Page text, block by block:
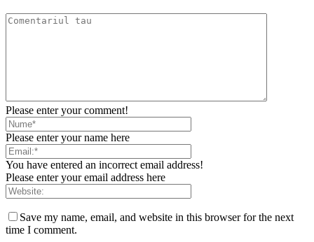
Please enter your comment!
Please enter your name here
You have entered an incorrect email address!
Please enter your email address here
Save my name, email, and website in this browser for the next
time I comment.